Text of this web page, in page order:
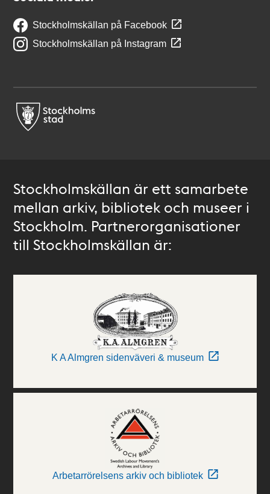
Stockholmskällan på Facebook
Stockholmskällan på Instagram
Stockholmskällan är ett samarbete
mellan arkiv, bibliotek och museer i
Stockholm. Partnerorganisationer
till Stockholmskällan är:
K A Almgren sidenväveri & museum
Arbetarrörelsens arkiv och bibliotek